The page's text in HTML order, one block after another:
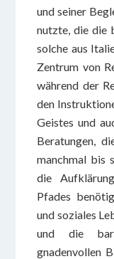
und seiner
nutzte, die die
solche aus
Zentrum von
während der
den
Geistes und
Beratungen,
manchmal bis
die
Pfades
und soziales
und die
gnadenvollen